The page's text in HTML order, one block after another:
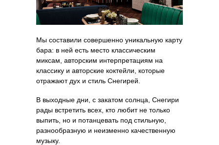
Мы составили совершенно уникальную карту
бара: в ней есть место классическим
миксам, авторским интерпретациям на
классику и авторские коктейли, которые
отражают дух и стиль Снегирей.
В выходные дни, с закатом солнца, Снегири
рады встретить всех, кто любит не только
выпить, но и потанцевать под стильную,
разнообразную и неизменно качественную
музыку.